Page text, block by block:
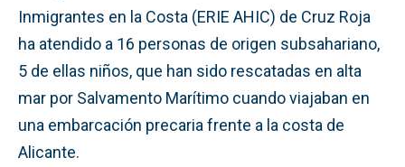
Inmigrantes en la Costa (ERIE AHIC) de Cruz Roja
ha atendido a 16 personas de origen subsahariano,
5 de ellas niños, que han sido rescatadas en alta
mar por Salvamento Marítimo cuando viajaban en
una embarcación precaria frente a la costa de
Alicante.